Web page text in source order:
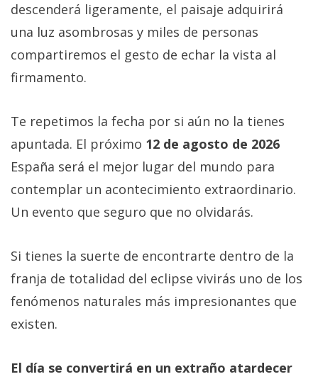
descenderá ligeramente, el paisaje adquirirá
una luz asombrosas y miles de personas
compartiremos el gesto de echar la vista al
firmamento.
Te repetimos la fecha por si aún no la tienes
apuntada. El próximo 12 de agosto de 2026
España será el mejor lugar del mundo para
contemplar un acontecimiento extraordinario.
Un evento que seguro que no olvidarás.
Si tienes la suerte de encontrarte dentro de la
franja de totalidad del eclipse vivirás uno de los
fenómenos naturales más impresionantes que
existen.
El día se convertirá en un extraño atardecer